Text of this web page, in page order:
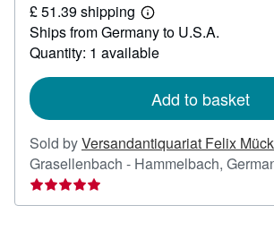
4.40
£ 51.39 shipping
Learn
more
about
shipping
Ships from Germany to U.S.A.
Quantity: 1 available
Add to basket
Sold byVersandantiquariat Felix
Grasellenbach - Hammelbach,
Seller
rating